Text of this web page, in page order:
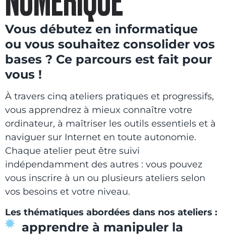
Vous débutez en informatique
ou vous souhaitez consolider vos
bases ? Ce parcours est fait pour
vous !
À travers cinq ateliers pratiques et progressifs,
vous apprendrez à mieux connaître votre
ordinateur, à maîtriser les outils essentiels et à
naviguer sur Internet en toute autonomie.
Chaque atelier peut être suivi
indépendamment des autres : vous pouvez
vous inscrire à un ou plusieurs ateliers selon
vos besoins et votre niveau.
Les thématiques abordées dans nos ateliers :
apprendre à manipuler la